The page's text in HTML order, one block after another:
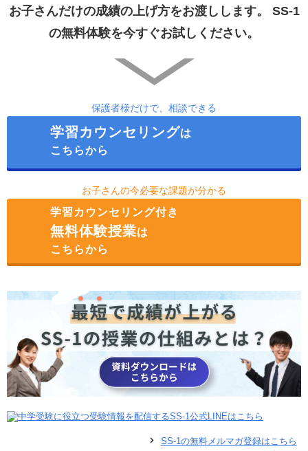
お子さんだけの成績の上げ方をお渡しします。
SS-1
の無料体験を今すぐお試しください。
保護者様だけで、相談できる
学習カウンセリングは
こちらから
お子さんの今必要な課題が分かる
学習カウンセリング付き
無料体験授業は
こちらから
SS-1の無料メルマガ登録はこちら